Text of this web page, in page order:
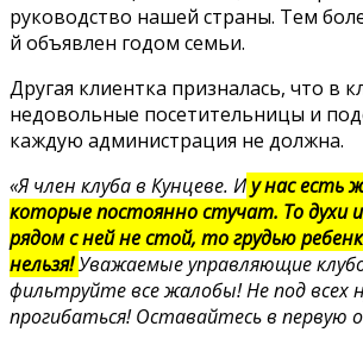
руководство нашей страны. Тем
й объявлен годом семьи.
Другая клиентка призналась, что в
недовольные посетительницы и
каждую администрация не должна.
«Я член клуба в Кунцеве. Иу нас есть
которые постоянно стучат. То
рядом с ней не стой, то грудью
нельзя!Уважаемые управляющие
фильтруйте все жалобы! Не под всех
прогибаться! Оставайтесь в первую